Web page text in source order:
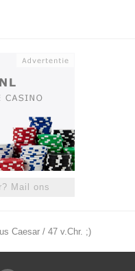
Mail ons
Caesar / 47 v.Chr. ;)